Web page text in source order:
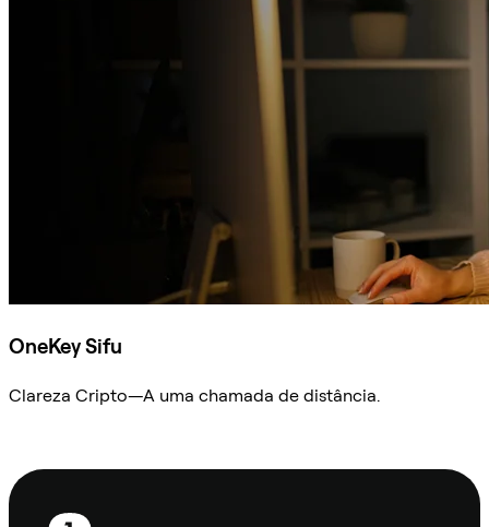
OneKey Sifu
Clareza Cripto—A uma chamada de distância.
Rodapé